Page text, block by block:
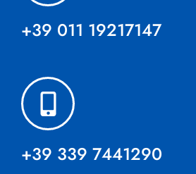
+39 011 19217147
+39 339 7441290